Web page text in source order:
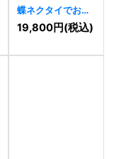
蝶ネクタイでおめ
かししたキリンの
キュートなロゴ
19,800円(税込)